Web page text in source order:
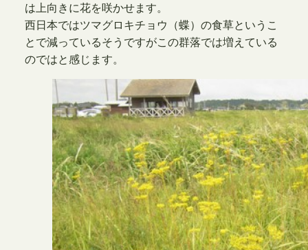
は上向きに花を咲かせます。
西日本ではツマグロキチョウ（蝶）の食草というこ
とで減っているそうですがこの群落では増えている
のではと感じます。